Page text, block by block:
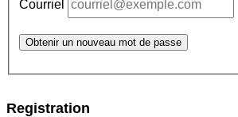
Courriel
Obtenir un nouveau mot de passe
Registration